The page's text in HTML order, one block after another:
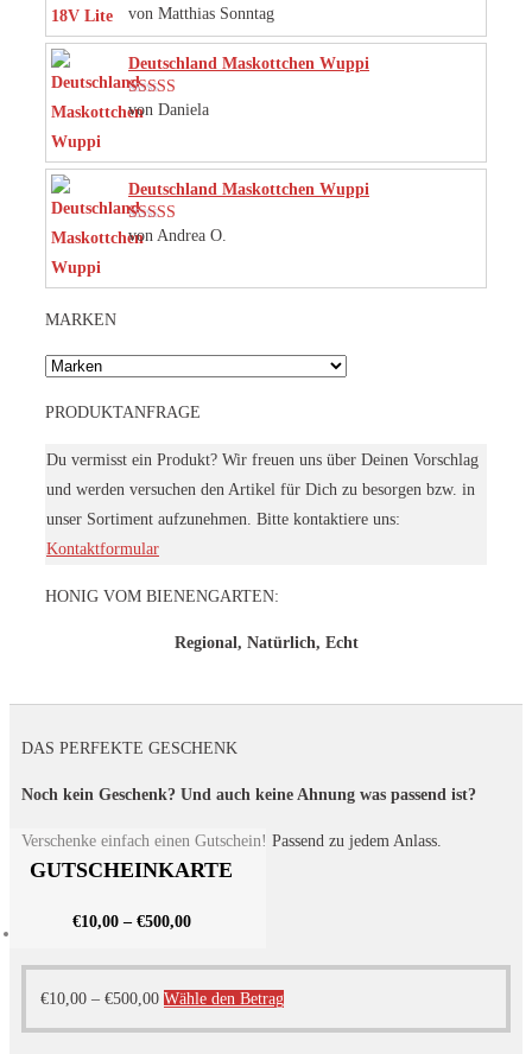
Bewertet mit
5von 5
von Matthias Sonntag
Deutschland Maskottchen Wuppi
Bewertet mit
von Daniela
Deutschland Maskottchen Wuppi
Bewertet mit
von Andrea O.
MARKEN
PRODUKTANFRAGE
Du vermisst ein Produkt? Wir freuen uns über Deinen Vorschlag
und werden versuchen den Artikel für Dich zu besorgen bzw. in
unser Sortiment aufzunehmen. Bitte kontaktiere uns:
Kontaktformular
HONIG VOM BIENENGARTEN:
Regional, Natürlich, Echt
DAS PERFEKTE GESCHENK
Noch kein Geschenk? Und auch keine Ahnung was passend ist?
Verschenke einfach einen Gutschein! Passend zu jedem Anlass.
GUTSCHEINKARTE
€10,00– €500,00
€10,00 – €500,00 Wähle den BetragDieses
Produkt